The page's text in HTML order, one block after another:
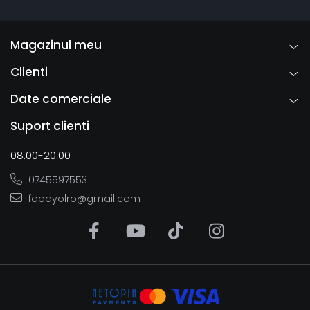
Magazinul meu
Clienti
Date comerciale
Suport clienti
08:00-20:00
0745597553
foodyolro@gmail.com